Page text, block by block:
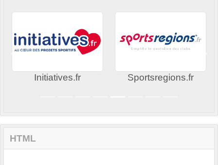
Initiatives.fr Sportsregions.fr
HTML